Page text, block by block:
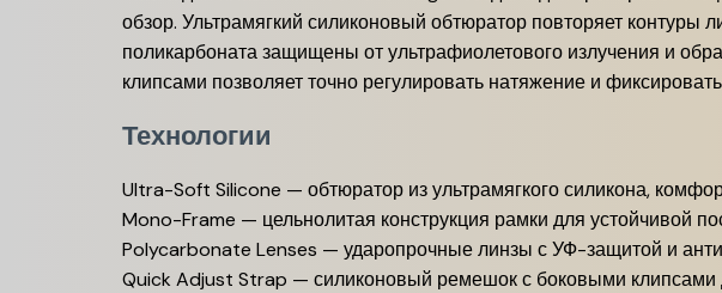
обзор. Ультрамягкий силиконовый обтюратор повторяет контуры
поликарбоната защищены от ультрафиолетового излучения и
клипсами позволяет точно регулировать натяжение и
Технологии
Ultra-Soft Silicone — обтюратор из ультрамягкого силикона,
Mono-Frame — цельнолитая конструкция рамки для устойчивой
Polycarbonate Lenses — ударопрочные линзы с УФ-защитой и
Quick Adjust Strap — силиконовый ремешок с боковыми клипсами